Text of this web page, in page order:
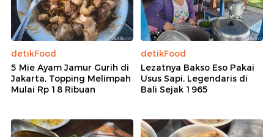
detikFood
5 Mie Ayam Jamur Gurih di
Jakarta, Topping Melimpah
Mulai Rp 18 Ribuan
detikFood
Lezatnya Bakso Eso Pakai
Usus Sapi, Legendaris di
Bali Sejak 1965